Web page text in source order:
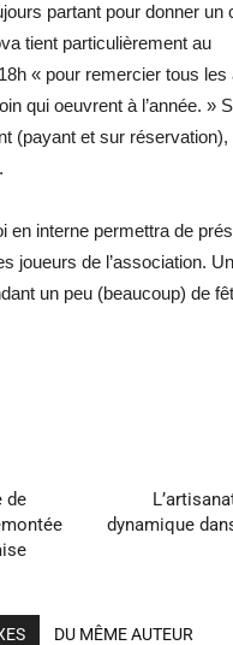
partant pour donner un
tient particulièrement au
« pour remercier tous les
qui oeuvrent à l’année. »
(payant et sur réservation),
en interne permettra de
joueurs de l’association.
un peu (beaucoup) de
de
dynamique
DU MÊME AUTEUR